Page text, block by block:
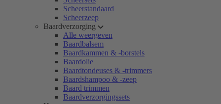
Scheerstandaard
Scheerzeep
Baardverzorging
Alle weergeven
Baardbalsem
Baardkammen & -borstels
Baardolie
Baardtondeuses & -trimmers
Baardshampoo & -zeep
Baard trimmen
Baardverzorgingssets